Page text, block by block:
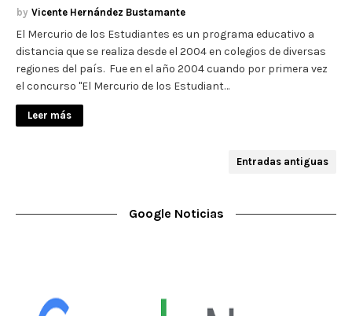
Vicente Hernández Bustamante
El Mercurio de los Estudiantes es un programa educativo a
distancia que se realiza desde el 2004 en colegios de diversas
regiones del país. Fue en el año 2004 cuando por primera vez
el concurso "El Mercurio de los Estudiant…
Leer más
Entradas antiguas
Google Noticias